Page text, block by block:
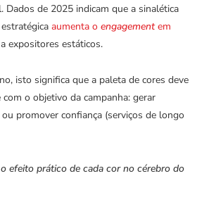
Dados de 2025 indicam que a sinalética
aumenta o engagement em
expositores estáticos.
isto significa que a paleta de cores deve
o objetivo da campanha: gerar
promover confiança (serviços de longo
efeito prático de cada cor no cérebro do